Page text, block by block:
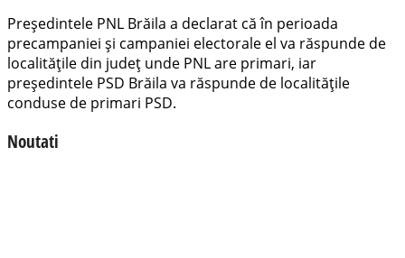
Președintele PNL Brăila a declarat că în perioada
precampaniei și campaniei electorale el va răspunde de
localitățile din județ unde PNL are primari, iar
președintele PSD Brăila va răspunde de localitățile
conduse de primari PSD.
Noutati